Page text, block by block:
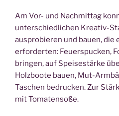
Am Vor- und Nachmittag
unterschiedlichen Kreativ-
ausprobieren und bauen, die
erforderten: Feuerspucken,
bringen, auf Speisestärke
Holzboote bauen, Mut-
Taschen bedrucken. Zur
mit Tomatensoße.